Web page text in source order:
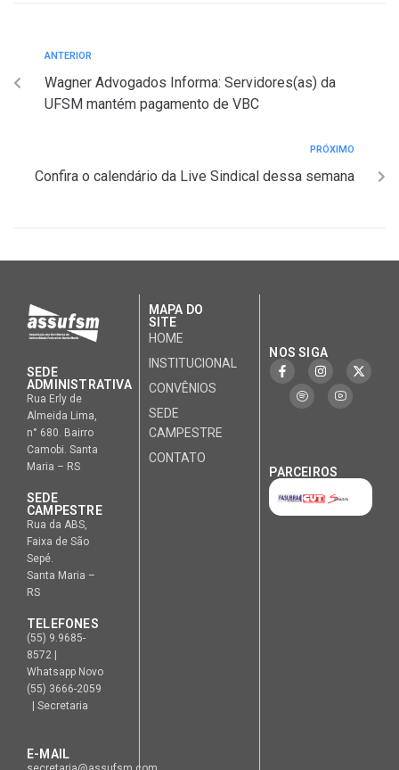
ANTERIOR
Wagner Advogados Informa: Servidores(as) da
UFSM mantém pagamento de VBC
PRÓXIMO
Confira o calendário da Live Sindical dessa semana
SEDE
ADMINISTRATIVA
Rua Erly de
Almeida Lima,
n° 680. Bairro
Camobi. Santa
Maria – RS
SEDE
CAMPESTRE
Rua da ABS,
Faixa de São
Sepé.
Santa Maria –
RS
TELEFONES
(55) 9.9685-
8572 |
Whatsapp Novo
(55) 3666-2059
| Secretaria
E-MAIL
MAPA DO
SITE
HOME
INSTITUCIONAL
CONVÊNIOS
SEDE
CAMPESTRE
CONTATO
NOS SIGA
PARCEIROS